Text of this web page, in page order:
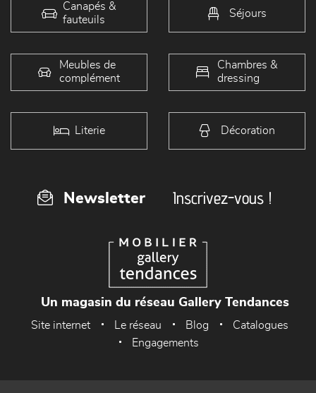
Canapés &
fauteuils
Séjours
Meubles de
complément
Chambres &
dressing
Literie Décoration
Newsletter Inscrivez-vous !
Un magasin du réseau Gallery Tendances
Site internet Le réseau Blog
Catalogues
Engagements